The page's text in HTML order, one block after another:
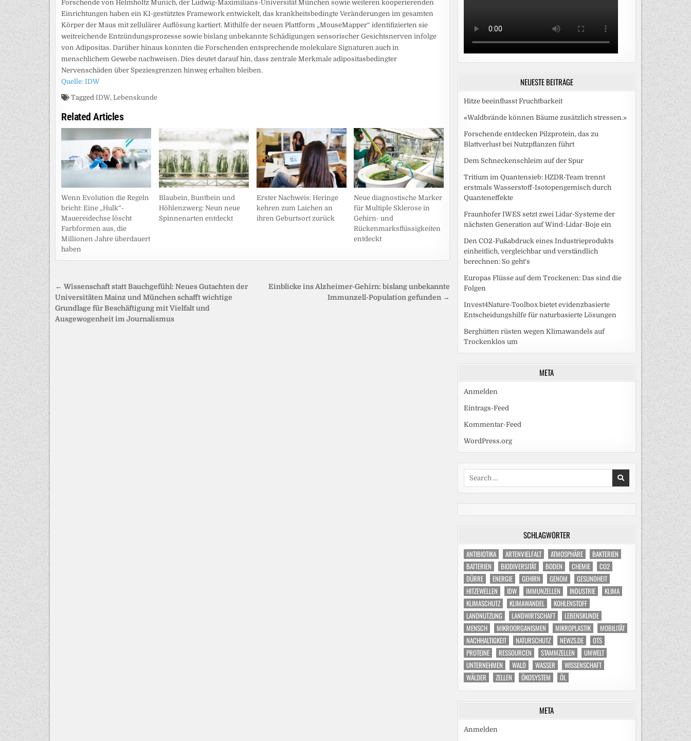
Forschende von Helmholtz Munich, der Ludwig-Maximilians-Universität München sowie weiteren kooperierenden
Einrichtungen haben ein KI-gestütztes Framework entwickelt, das krankheitsbedingte Veränderungen im gesamten
Körper der Maus mit zellulärer Auflösung kartiert. Mithilfe der neuen Plattform „MouseMapper“ identifizierten sie
weitreichende Entzündungsprozesse sowie bislang unbekannte Schädigungen sensorischer Gesichtsnerven infolge
von Adipositas. Darüber hinaus konnten die Forschenden entsprechende molekulare Signaturen auch in
menschlichem Gewebe nachweisen. Dies deutet darauf hin, dass zentrale Merkmale adipositasbedingter
Nervenschäden über Speziesgrenzen hinweg erhalten bleiben.
Quelle: IDW
Tagged IDW, Lebenskunde
Related Articles
Wenn Evolution die Regeln
bricht: Eine „Hulk“-
Mauereidechse löscht
Farbformen aus, die
Millionen Jahre überdauert
haben
Blaubein, Buntbein und
Höhlenzwerg: Neun neue
Spinnenarten entdeckt
Erster Nachweis: Heringe
kehren zum Laichen an
ihren Geburtsort zurück
Neue diagnostische Marker
für Multiple Sklerose in
Gehirn- und
Rückenmarksflüssigkeiten
entdeckt
Beitragsnavigation
Einblicke ins Alzheimer-Gehirn: bislang unbekannte
Immunzell-Population gefunden →
← Wissenschaft statt Bauchgefühl: Neues Gutachten der
Universitäten Mainz und München schafft wichtige
Grundlage für Beschäftigung mit Vielfalt und
Ausgewogenheit im Journalismus
NEUESTE BEITRÄGE
Hitze beeinflusst Fruchtbarkeit
«Waldbrände können Bäume zusätzlich stressen.»
Forschende entdecken Pilzprotein, das zu
Blattverlust bei Nutzpflanzen führt
Dem Schneckenschleim auf der Spur
Tritium im Quantensieb: HZDR-Team trennt
erstmals Wasserstoff-Isotopengemisch durch
Quanteneffekte
Fraunhofer IWES setzt zwei Lidar-Systeme der
nächsten Generation auf Wind-Lidar-Boje ein
Den CO2-Fußabdruck eines Industrieprodukts
einheitlich, vergleichbar und verständlich
berechnen: So geht‘s
Europas Flüsse auf dem Trockenen: Das sind die
Folgen
Invest4Nature-Toolbox bietet evidenzbasierte
Entscheidungshilfe für naturbasierte Lösungen
Berghütten rüsten wegen Klimawandels auf
Trockenklos um
META
Anmelden
Eintrags-Feed
Kommentar-Feed
WordPress.org
SCHLAGWÖRTER
ANTIBIOTIKA ARTENVIELFALT ATMOSPHÄRE
BAKTERIEN
BATTERIEN
BIODIVERSITÄT BODEN CHEMIE
CO2
DÜRRE
ENERGIE GEHIRN GENOM
GESUNDHEIT
HITZEWELLEN
IDW IMMUNZELLEN INDUSTRIE
KLIMA
KLIMASCHUTZ
KLIMAWANDEL
KOHLENSTOFF
LANDNUTZUNG
LANDWIRTSCHAFT
LEBENSKUNDE
MENSCH
MIKROORGANISMEN MIKROPLASTIK
MOBILITÄT
NACHHALTIGKEIT
NATURSCHUTZ NEWZS.DE
OTS
PROTEINE
RESSOURCEN STAMMZELLEN
UMWELT
UNTERNEHMEN
WALD WASSER
WISSENSCHAFT
WÄLDER
ZELLEN ÖKOSYSTEM ÖL
META
Anmelden